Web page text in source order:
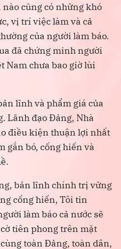
cũng có những khó
vị trí việc làm và cả
của người làm báo.
đã chứng minh người
Nam chưa bao giờ lùi
lĩnh và phẩm giá của
Lãnh đạo Đảng, Nhà
điều kiện thuận lợi nhất
gắn bó, cống hiến và
bản lĩnh chính trị vững
cống hiến, Tôi tin
làm báo cả nước sẽ
tiên phong trên mặt
toàn Đảng, toàn dân,